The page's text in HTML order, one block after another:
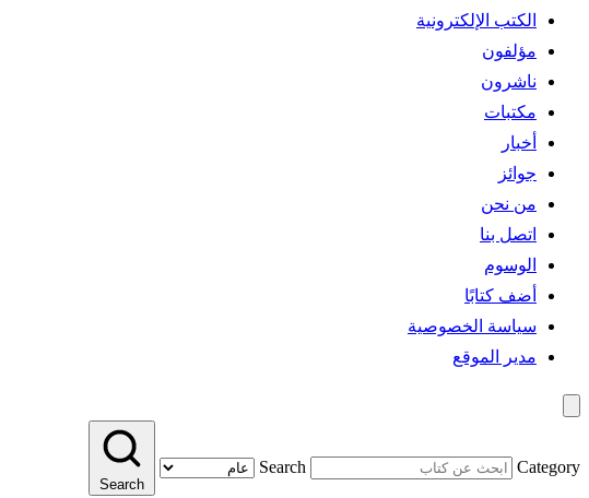
الكتب الإلكترونية
مؤلفون
ناشرون
مكتبات
أخبار
جوائز
من نحن
اتصل بنا
الوسوم
أضف كتابًا
سياسة الخصوصية
مدير الموقع
Search Category
Search